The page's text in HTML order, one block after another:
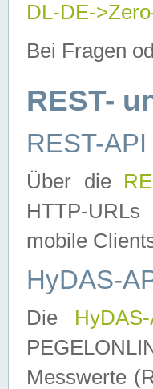
DL-DE-
Bei Fragen
REST-
REST-API
Über die
HTTP-
mobile
HyDAS-
Die
Messwerte